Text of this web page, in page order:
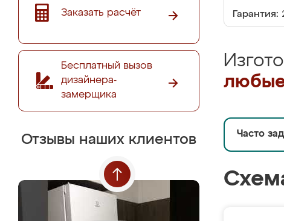
Заказать расчёт
Бесплатный вызов
дизайнера-
замерщика
Отзывы наших клиентов
Гарантия:
любые
Часто